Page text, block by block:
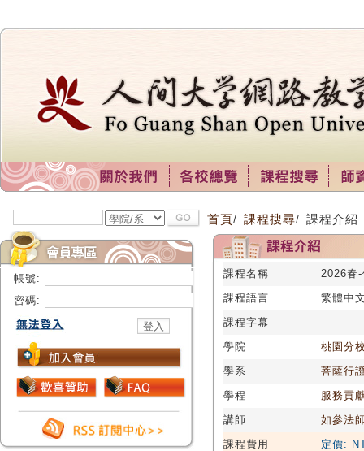
帳號:
密碼:
首頁/ 課程搜尋/ 課程介紹
課程名稱
2026春
課程語言
繁體中
課程字幕
學院
桃園分
學系
菩薩行
學程
服務貢
講師
如參法
課程費用
定價: